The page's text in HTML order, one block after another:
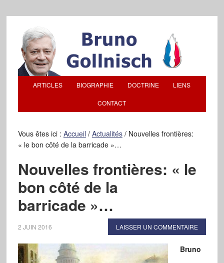
ARTICLES BIOGRAPHIE DOCTRINE LIENS
CONTACT
Vous êtes ici : Accueil / Actualités /Nouvelles frontières:
« le bon côté de la barricade »…
Nouvelles frontières: « le
bon côté de la
barricade »…
2 JUIN 2016 LAISSER UN COMMENTAIRE
Bruno